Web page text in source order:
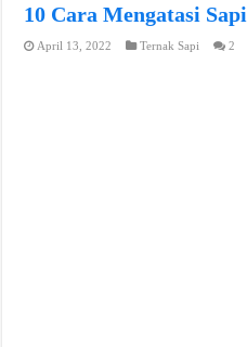
10 Cara Mengatasi
April 13, 2022 Ternak Sapi 2